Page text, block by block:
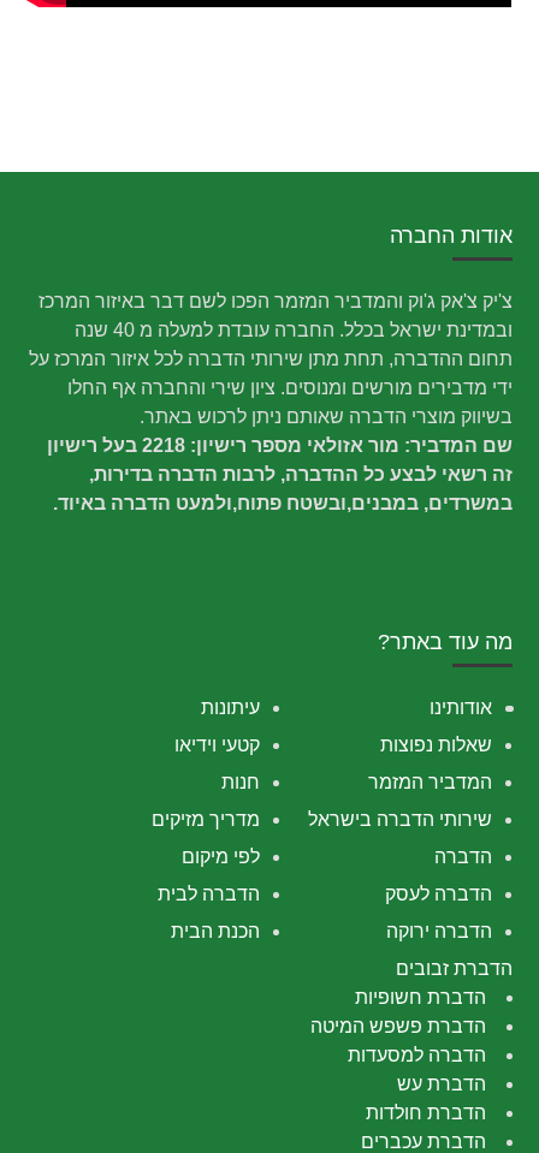
אודות החברה
צ'יק צ'אק ג'וק והמדביר המזמר הפכו לשם דבר באיזור המרכז
ובמדינת ישראל בכלל. החברה עובדת למעלה מ 40 שנה
תחום ההדברה, תחת מתן שירותי הדברה לכל איזור המרכז על
ידי מדבירים מורשים ומנוסים. ציון שירי והחברה אף החלו
בשיווק מוצרי הדברה שאותם ניתן לרכוש באתר.
שם המדביר: מור אזולאי מספר רישיון: 2218 בעל רישיון
זה רשאי לבצע כל ההדברה, לרבות הדברה בדירות,
במשרדים, במבנים,ובשטח פתוח,ולמעט הדברה באיוד.
מה עוד באתר?
עיתונות
אודותינו
קטעי וידיאו
שאלות נפוצות
חנות
המדביר המזמר
מדריך מזיקים
שירותי הדברה בישראל
לפי מיקום
הדברה
הדברה לבית
הדברה לעסק
הכנת הבית
הדברה ירוקה
הדברת זבובים
הדברת חשופיות
הדברת פשפש המיטה
הדברה למסעדות
הדברת עש
הדברת חולדות
הדברת עכברים